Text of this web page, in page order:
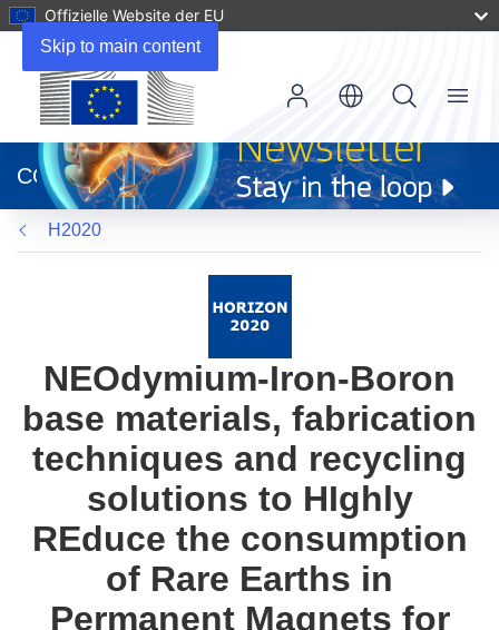
Skip to main content
Offizielle Website der EU
neuem
Fenster)
CORDIS
Menu
H2020
NEOdymium-Iron-Boron
base materials, fabrication
techniques and recycling
solutions to HIghly
REduce the consumption
of Rare Earths in
Permanent Magnets for